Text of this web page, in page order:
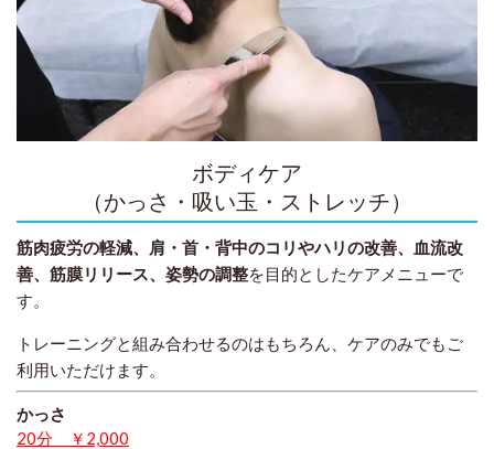
ボディケア
（かっさ・吸い玉・ストレッチ）
筋肉疲労の軽減、肩・首・背中のコリやハリの改善、血流改
善、筋膜リリース、姿勢の調整を目的としたケアメニューで
す。
トレーニングと組み合わせるのはもちろん、ケアのみでもご
利用いただけます。
かっさ
20分 ￥2,000